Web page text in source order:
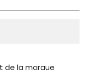
de la marque